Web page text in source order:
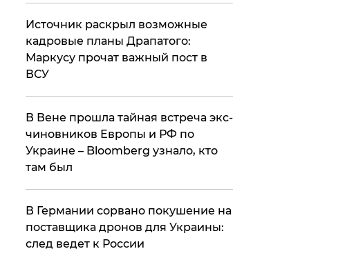
​Источник раскрыл возможные
кадровые планы Драпатого:
Маркусу прочат важный пост в
ВСУ
В Вене прошла тайная встреча экс-
чиновников Европы и РФ по
Украине – Bloomberg узнало, кто
там был
​В Германии сорвано покушение на
поставщика дронов для Украины:
след ведет к России